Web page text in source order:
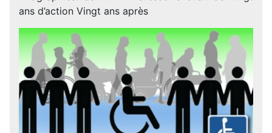
ans d’action Vingt ans après